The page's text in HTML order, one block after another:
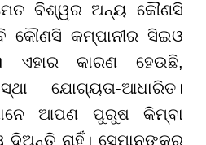
ବିଶ୍ୱର ଅନ୍ୟ କୌଣସି
କୌଣସି କମ୍ପାନୀର ସିଇଓ
ଏହାର କାରଣ ହେଉଛି,
ଯୋଗ୍ୟତା-ଆଧାରିତ।
ଆପଣ ପୁରୁଷ କିମ୍ବା
ଦିଅନ୍ତି ନାହିଁ। ସେମାନଙ୍କର